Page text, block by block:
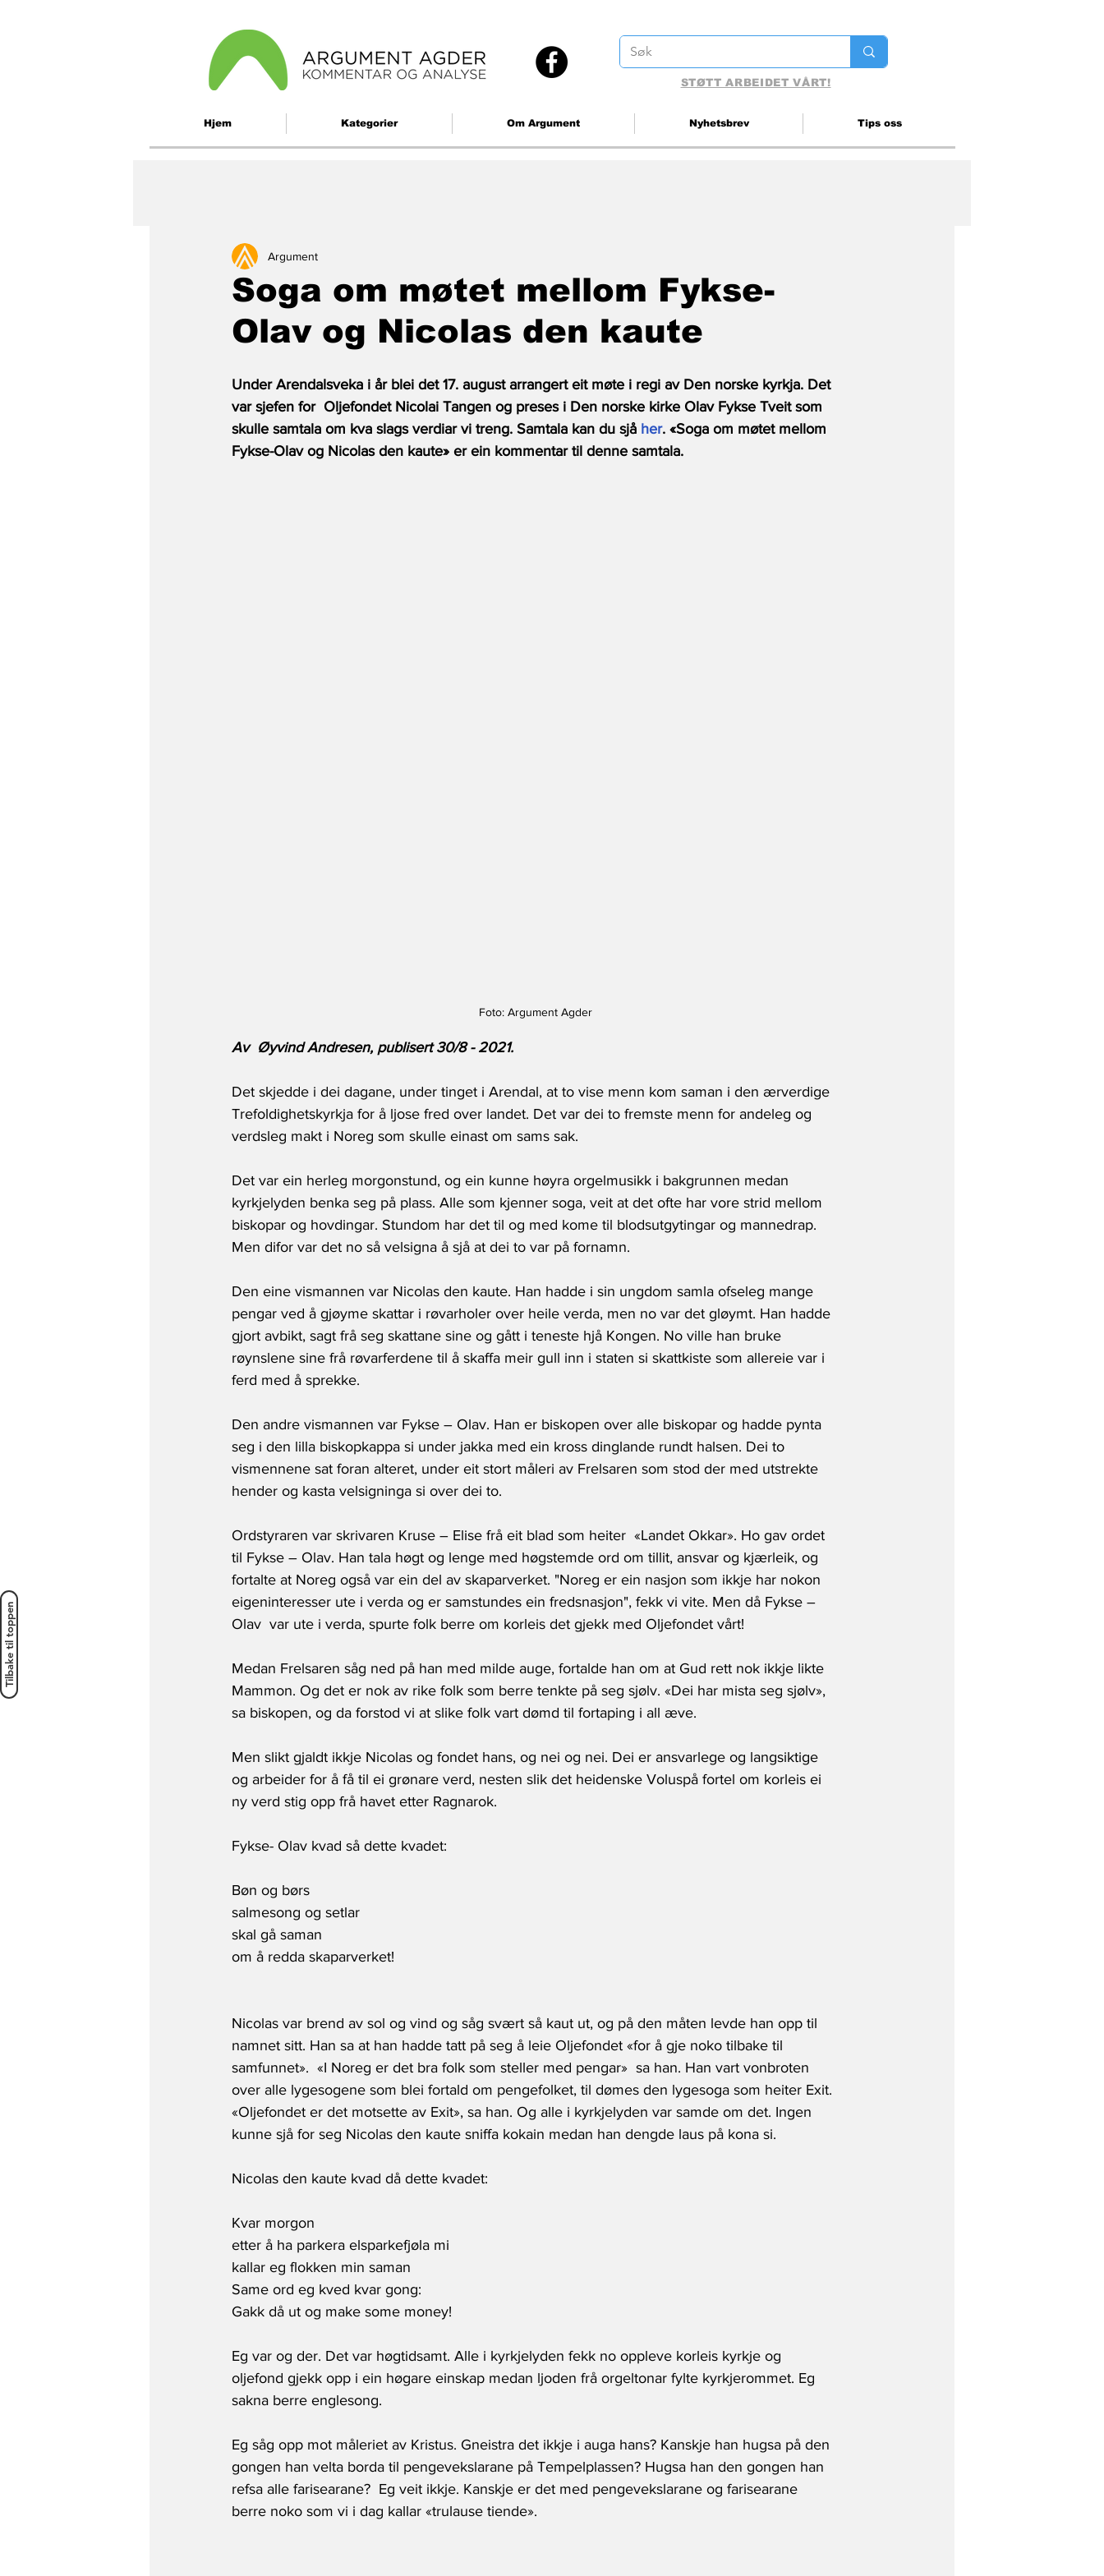
STØTT ARBEIDET VÅRT!
Hjem Kategorier Om Argument Nyhetsbrev Tips oss
Tilbake til toppen
Soga om møtet mellom Fykse-
Olav og Nicolas den kaute
Argument
Under Arendalsveka i år blei det 17. august arrangert eit møte i regi av Den norske kyrkja. Det
var sjefen for  Oljefondet Nicolai Tangen og preses i Den norske kirke Olav Fykse Tveit som
skulle samtala om kva slags verdiar vi treng. Samtala kan du sjå her. «Soga om møtet mellom
Fykse-Olav og Nicolas den kaute» er ein kommentar til denne samtala.
Foto: Argument Agder
Av  Øyvind Andresen, publisert 30/8 - 2021.
Det skjedde i dei dagane, under tinget i Arendal, at to vise menn kom saman i den ærverdige
Trefoldighetskyrkja for å ljose fred over landet. Det var dei to fremste menn for andeleg og
verdsleg makt i Noreg som skulle einast om sams sak.
Det var ein herleg morgonstund, og ein kunne høyra orgelmusikk i bakgrunnen medan
kyrkjelyden benka seg på plass. Alle som kjenner soga, veit at det ofte har vore strid mellom
biskopar og hovdingar. Stundom har det til og med kome til blodsutgytingar og mannedrap.
Men difor var det no så velsigna å sjå at dei to var på fornamn.
Den eine vismannen var Nicolas den kaute. Han hadde i sin ungdom samla ofseleg mange
pengar ved å gjøyme skattar i røvarholer over heile verda, men no var det gløymt. Han hadde
gjort avbikt, sagt frå seg skattane sine og gått i teneste hjå Kongen. No ville han bruke
røynslene sine frå røvarferdene til å skaffa meir gull inn i staten si skattkiste som allereie var i
ferd med å sprekke.
Den andre vismannen var Fykse – Olav. Han er biskopen over alle biskopar og hadde pynta
seg i den lilla biskopkappa si under jakka med ein kross dinglande rundt halsen. Dei to
vismennene sat foran alteret, under eit stort måleri av Frelsaren som stod der med utstrekte
hender og kasta velsigninga si over dei to.
Ordstyraren var skrivaren Kruse – Elise frå eit blad som heiter  «Landet Okkar». Ho gav ordet
til Fykse – Olav. Han tala høgt og lenge med høgstemde ord om tillit, ansvar og kjærleik, og
fortalte at Noreg også var ein del av skaparverket. "Noreg er ein nasjon som ikkje har nokon
eigeninteresser ute i verda og er samstundes ein fredsnasjon", fekk vi vite. Men då Fykse –
Olav  var ute i verda, spurte folk berre om korleis det gjekk med Oljefondet vårt!
Medan Frelsaren såg ned på han med milde auge, fortalde han om at Gud rett nok ikkje likte
Mammon. Og det er nok av rike folk som berre tenkte på seg sjølv. «Dei har mista seg sjølv»,
sa biskopen, og da forstod vi at slike folk vart dømd til fortaping i all æve.
Men slikt gjaldt ikkje Nicolas og fondet hans, og nei og nei. Dei er ansvarlege og langsiktige
og arbeider for å få til ei grønare verd, nesten slik det heidenske Voluspå fortel om korleis ei
ny verd stig opp frå havet etter Ragnarok.
Fykse- Olav kvad så dette kvadet:
Bøn og børs
salmesong og setlar
skal gå saman
om å redda skaparverket!
Nicolas var brend av sol og vind og såg svært så kaut ut, og på den måten levde han opp til
namnet sitt. Han sa at han hadde tatt på seg å leie Oljefondet «for å gje noko tilbake til
samfunnet».  «I Noreg er det bra folk som steller med pengar»  sa han. Han vart vonbroten
over alle lygesogene som blei fortald om pengefolket, til dømes den lygesoga som heiter Exit.
«Oljefondet er det motsette av Exit», sa han. Og alle i kyrkjelyden var samde om det. Ingen
kunne sjå for seg Nicolas den kaute sniffa kokain medan han dengde laus på kona si.
Nicolas den kaute kvad då dette kvadet:
Kvar morgon
etter å ha parkera elsparkefjøla mi
kallar eg flokken min saman
Same ord eg kved kvar gong:
Gakk då ut og make some money!
Eg var og der. Det var høgtidsamt. Alle i kyrkjelyden fekk no oppleve korleis kyrkje og
oljefond gjekk opp i ein høgare einskap medan ljoden frå orgeltonar fylte kyrkjerommet. Eg
sakna berre englesong.
Eg såg opp mot måleriet av Kristus. Gneistra det ikkje i auga hans? Kanskje han hugsa på den
gongen han velta borda til pengevekslarane på Tempelplassen? Hugsa han den gongen han
refsa alle farisearane?  Eg veit ikkje. Kanskje er det med pengevekslarane og farisearane
berre noko som vi i dag kallar «trulause tiende».